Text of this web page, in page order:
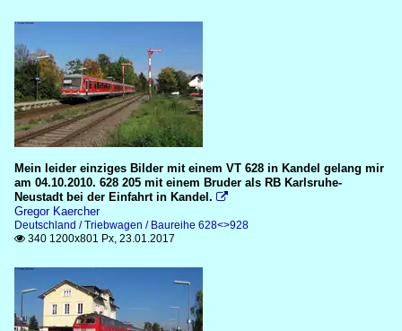
Mein leider einziges Bilder mit einem VT 628 in Kandel gelang mir
am 04.10.2010. 628 205 mit einem Bruder als RB Karlsruhe-
Neustadt bei der Einfahrt in Kandel. 
Gregor Kaercher
Deutschland / Triebwagen / Baureihe 628<>928
 340 1200x801 Px, 23.01.2017